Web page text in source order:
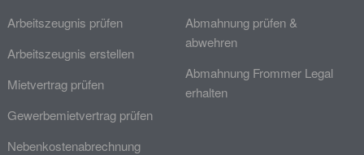
Arbeitszeugnis prüfen
Arbeitszeugnis erstellen
Mietvertrag prüfen
Gewerbemietvertrag prüfen
Nebenkostenabrechnung
Abmahnung prüfen &
abwehren
Abmahnung Frommer Legal
erhalten